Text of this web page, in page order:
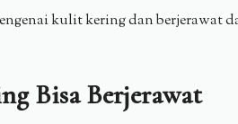
kulit kering dan berjerawat
Bisa Berjerawat